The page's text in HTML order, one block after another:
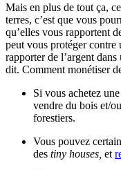
Mais en plus de tout ça,
terres, c’est que vous
qu’elles vous rapportent
peut vous protéger contre
rapporter de l’argent
dit. Comment monétiser
Si vous achetez
vendre du bois et/
forestiers.
Vous pouvez
des tiny houses, et